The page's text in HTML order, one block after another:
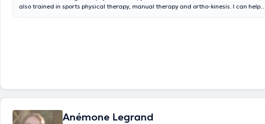
also trained in sports physical therapy, manual therapy and ortho-kinesis. I can help
Anémone Legrand